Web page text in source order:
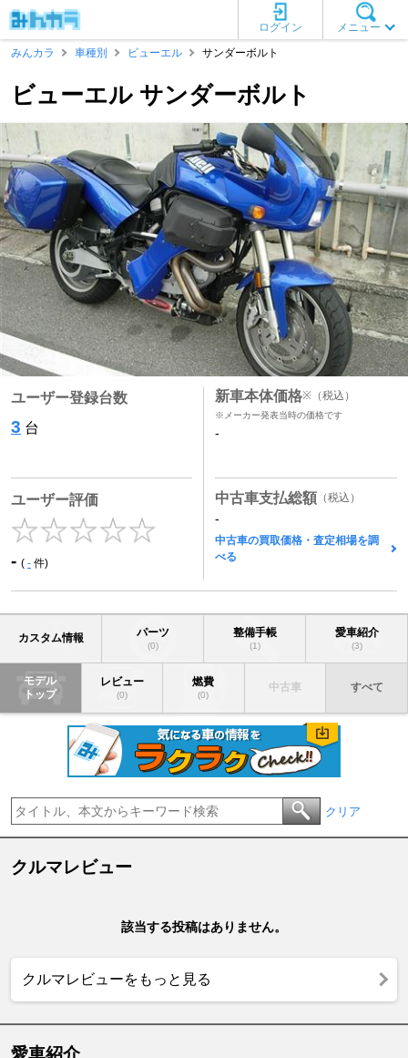
メニュー
ログイン
みんカラ
車種別 ビューエル サンダーボルト
ビューエル サンダーボルト
ユーザー登録台数
3 台
ユーザー評価
- ( - 件)
新車本体価格※ （税込）
※メーカー発表当時の価格です
-
中古車支払総額 （税込）
-
中古車の買取価格・査定相場を調
べる
カスタム情報 パーツ
(0)
整備手帳
(1)
愛車紹介
(3)
モデル
トップ
レビュー
(0)
燃費
(0)
中古車 すべて
クリア
クルマレビュー
該当する投稿はありません。
クルマレビューをもっと見る
愛車紹介